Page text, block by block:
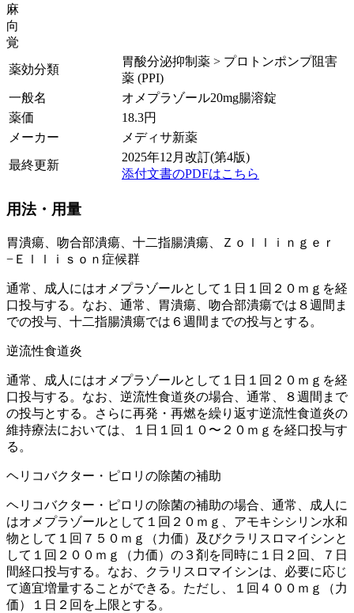
麻
向
覚
薬効分類
胃酸分泌抑制薬 > プロトンポンプ阻害
薬 (PPI)
一般名
オメプラゾール20mg腸溶錠
薬価
18.3円
メーカー
メディサ新薬
最終更新
2025年12月改訂(第4版)
添付文書のPDFはこちら
用法・用量
胃潰瘍、吻合部潰瘍、十二指腸潰瘍、Ｚｏｌｌｉｎｇｅｒ
−Ｅｌｌｉｓｏｎ症候群
通常、成人にはオメプラゾールとして１日１回２０ｍｇを経
口投与する。なお、通常、胃潰瘍、吻合部潰瘍では８週間ま
での投与、十二指腸潰瘍では６週間までの投与とする。
逆流性食道炎
通常、成人にはオメプラゾールとして１日１回２０ｍｇを経
口投与する。なお、逆流性食道炎の場合、通常、８週間まで
の投与とする。さらに再発・再燃を繰り返す逆流性食道炎の
維持療法においては、１日１回１０〜２０ｍｇを経口投与す
る。
ヘリコバクター・ピロリの除菌の補助
ヘリコバクター・ピロリの除菌の補助の場合、通常、成人に
はオメプラゾールとして１回２０ｍｇ、アモキシシリン水和
物として１回７５０ｍｇ（力価）及びクラリスロマイシンと
して１回２００ｍｇ（力価）の３剤を同時に１日２回、７日
間経口投与する。なお、クラリスロマイシンは、必要に応じ
て適宜増量することができる。ただし、１回４００ｍｇ（力
価）１日２回を上限とする。